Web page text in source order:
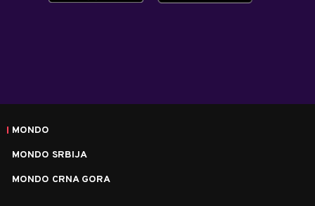
MONDO
MONDO SRBIJA
MONDO CRNA GORA